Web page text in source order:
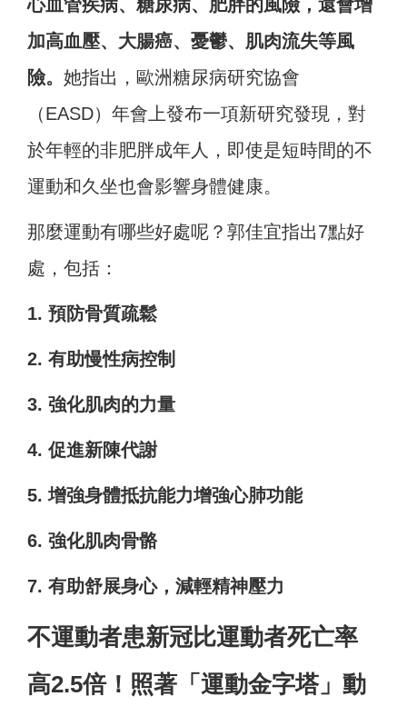
心血管疾病、糖尿病、肥胖的風險，還會增
加高血壓、大腸癌、憂鬱、肌肉流失等風
險。 她指出，歐洲糖尿病研究協會
（EASD）年會上發布一項新研究發現，對
於年輕的非肥胖成年人，即使是短時間的不
運動和久坐也會影響身體健康。
那麼運動有哪些好處呢？郭佳宜指出7點好
處，包括：
1. 預防骨質疏鬆
2. 有助慢性病控制
3. 強化肌肉的力量
4. 促進新陳代謝
5. 增強身體抵抗能力增強心肺功能
6. 強化肌肉骨骼
7. 有助舒展身心，減輕精神壓力
不運動者患新冠比運動者死亡率
高2.5倍！照著「運動金字塔」動